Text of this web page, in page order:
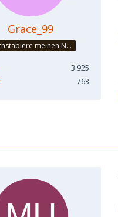
Grace_99
Buchstabiere meinen Namen - GÖTTIN :)
3.925
763